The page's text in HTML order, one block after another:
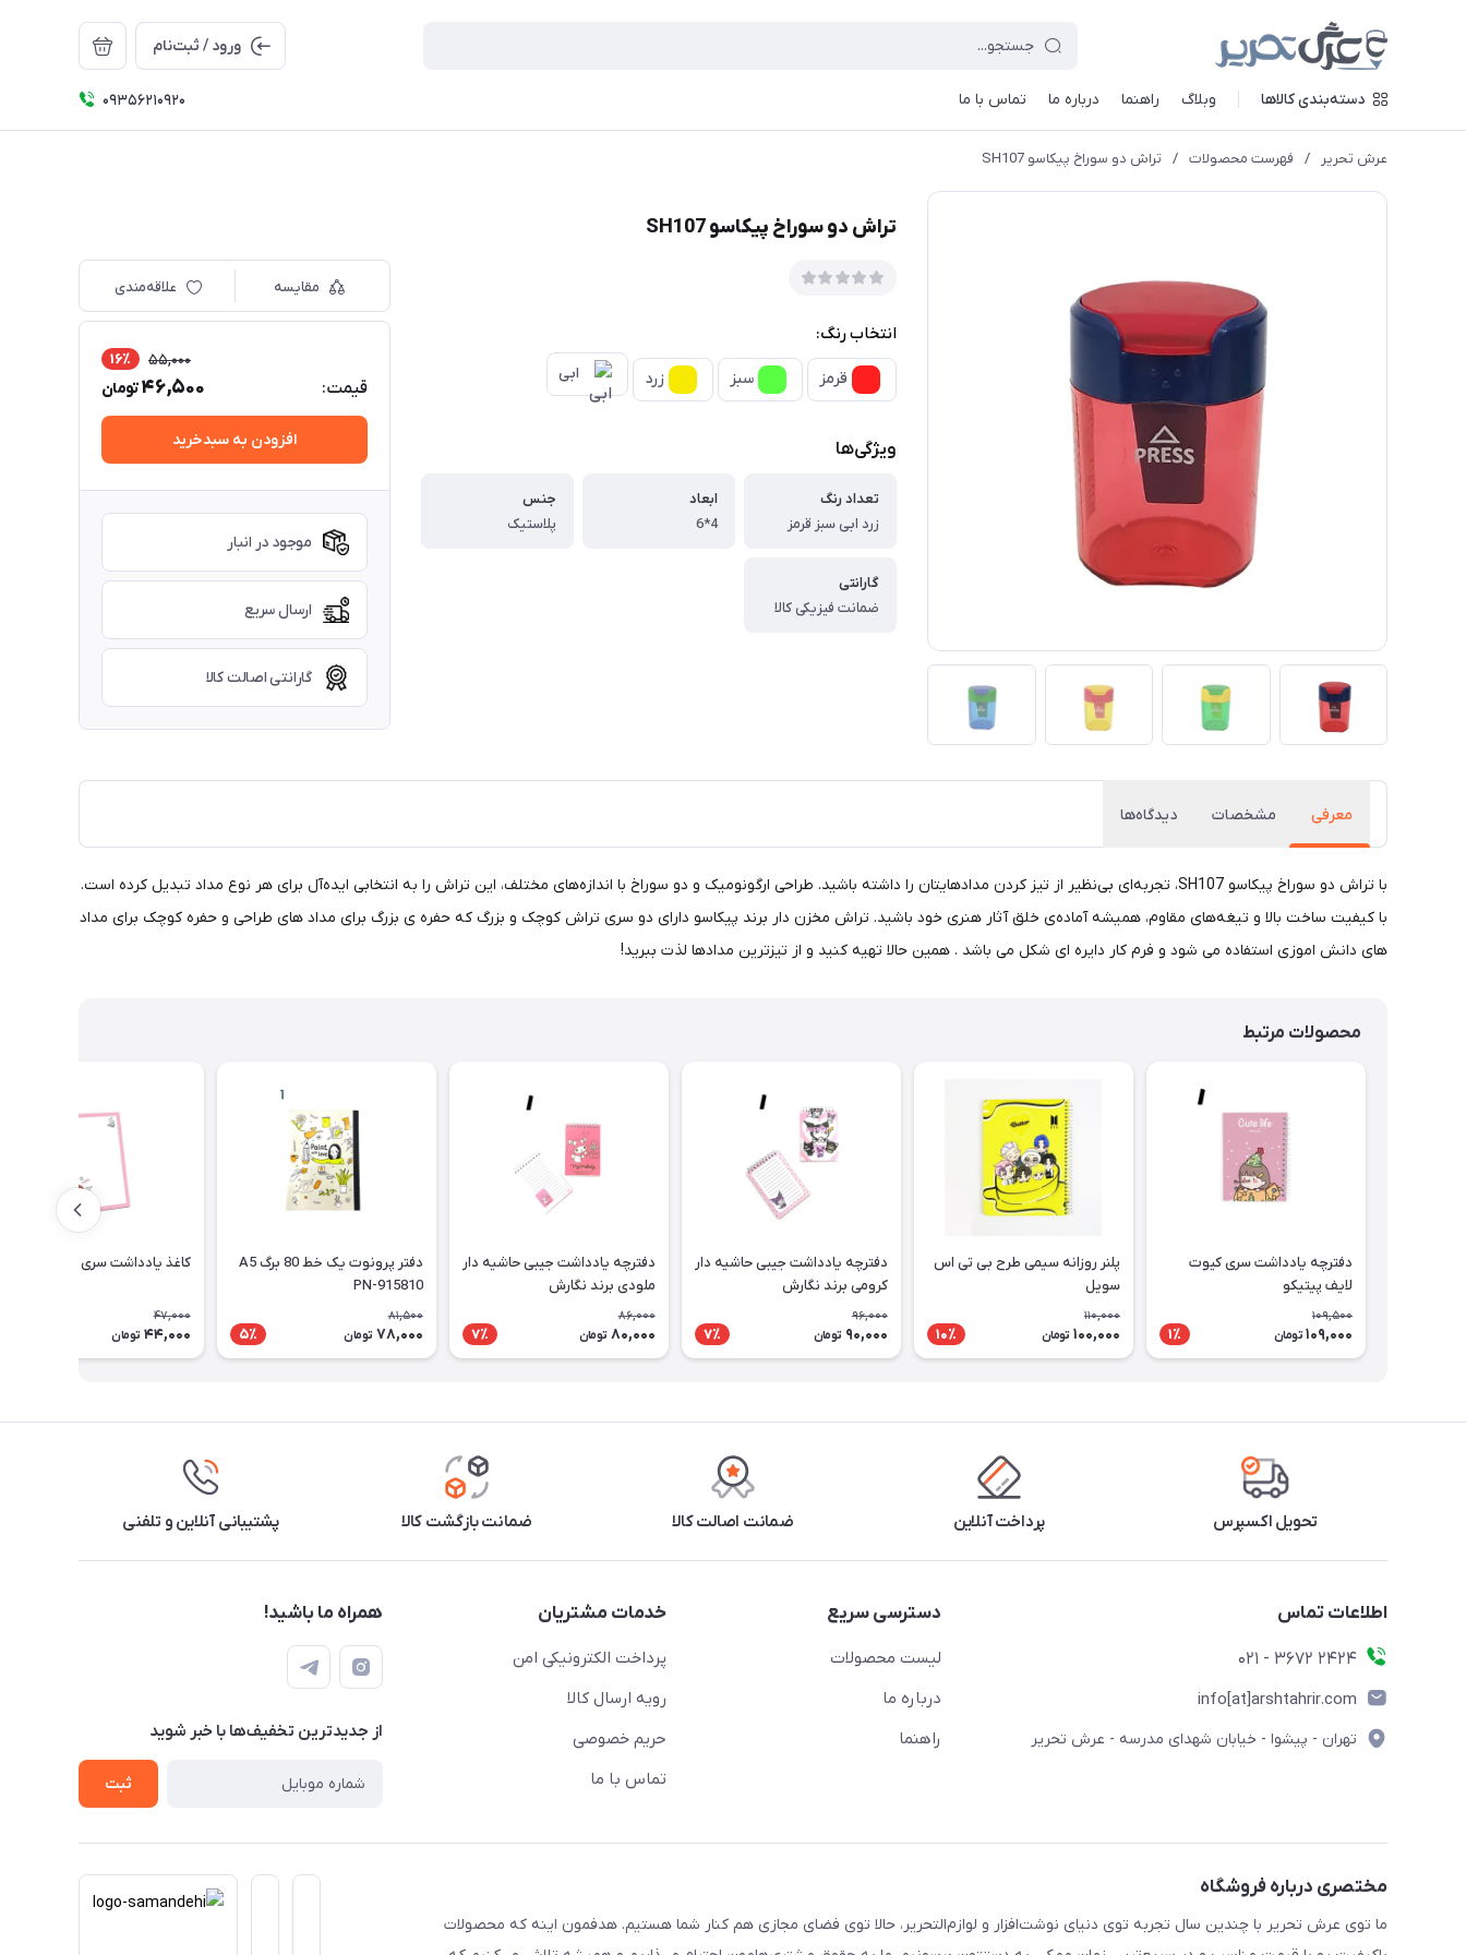
ورود / ثبت‌نام
دسته‌بندی کالاها وبلاگ راهنما درباره ما تماس با ما 09356210920
عرش تحریر / فهرست محصولات / تراش دو سوراخ پیکاسو SH107
تراش دو سوراخ پیکاسو SH107
انتخاب رنگ:
قرمز سبز زرد ابی
ویژگی‌ها
تعداد رنگ
زرد ابی سبز قرمز
ابعاد
4*6
جنس
پلاستیک
گارانتی
ضمانت فیزیکی کالا
مقایسه علاقه‌مندی
قیمت:
55,000 16٪
46,500تومان
افزودن به سبدخرید
موجود در انبار
ارسال سریع
گارانتی اصالت کالا
معرفی مشخصات دیدگاه‌ها
با تراش دو سوراخ پیکاسو SH107، تجربه‌ای بی‌نظیر از تیز کردن مدادهایتان را داشته باشید. طراحی ارگونومیک و دو سوراخ با اندازه‌های مختلف، این تراش را به انتخابی ایده‌آل برای هر نوع مداد تبدیل کرده است.
با کیفیت ساخت بالا و تیغه‌های مقاوم، همیشه آماده‌ی خلق آثار هنری خود باشید. تراش مخزن دار برند پیکاسو دارای دو سری تراش کوچک و بزرگ که حفره ی بزرگ برای مداد های طراحی و حفره کوچک برای مداد
های دانش اموزی استفاده می شود و فرم کار دایره ای شکل می باشد . همین حالا تهیه کنید و از تیزترین مدادها لذت ببرید!
محصولات مرتبط
دفترچه یادداشت سری کیوت
لایف پیتیکو
109,500
109,000 تومان 1٪
پلنر روزانه سیمی طرح بی تی اس
سویل
110,000
100,000 تومان 10٪
دفترچه یادداشت جیبی حاشیه دار
کرومی برند نگارش
96,000
90,000 تومان 7٪
دفترچه یادداشت جیبی حاشیه دار
ملودی برند نگارش
86,000
80,000 تومان 7٪
دفتر پرونوت یک خط 80 برگ A5
PN-915810
81,500
78,000 تومان 5٪
کاغذ یادداشت سری دختر پیتیکو
47,000
44,000 تومان
تحویل اکسپرس پرداخت آنلاین ضمانت اصالت کالا ضمانت بازگشت کالا پشتیبانی آنلاین و تلفنی
اطلاعات تماس
2424 3672 - 021
info[at]arshtahrir.com
تهران - پیشوا - خیابان شهدای مدرسه - عرش تحریر
دسترسی سریع
لیست محصولات
درباره ما
راهنما
خدمات مشتریان
پرداخت الکترونیکی امن
رویه ارسال کالا
حریم خصوصی
تماس با ما
همراه ما باشید!
از جدید‌ترین تخفیف‌ها با‌ خبر شوید
ثبت
مختصری درباره فروشگاه
ما توی عرش تحریر با چندین سال تجربه توی دنیای نوشت‌افزار و لوازم‌التحریر، حالا توی فضای مجازی هم کنار شما هستیم. هدفمون اینه که محصولات